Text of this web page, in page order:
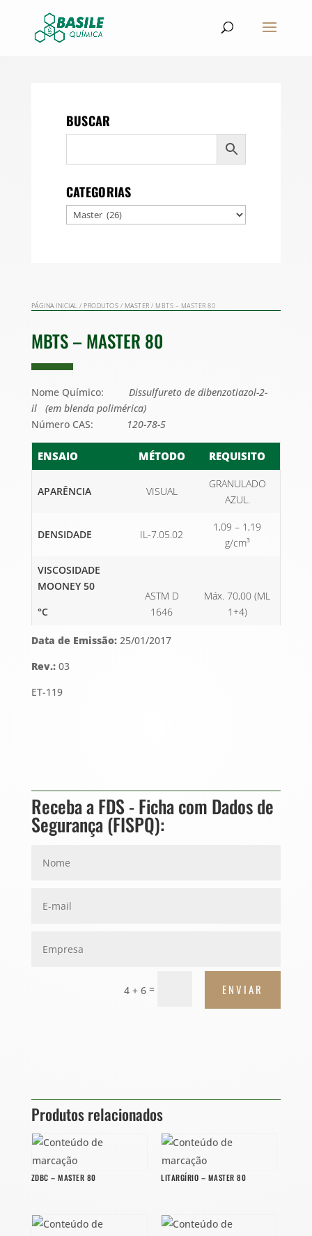
BUSCAR
CATEGORIAS
PÁGINA INICIAL / PRODUTOS / MASTER / MBTS – MASTER 80
MBTS – MASTER 80
Nome Químico: Dissulfureto de dibenzotiazol-2-
il (em blenda polimérica)
Número CAS:
120-78-5
ENSAIO MÉTODO REQUISITO
APARÊNCIA VISUAL
GRANULADO
AZUL.
DENSIDADE IL-7.05.02
1,09 – 1,19
g/cm³
VISCOSIDADE
MOONEY 50
°C
ASTM D
1646
Máx. 70,00 (ML
1+4)
Data de Emissão: 25/01/2017
Rev.: 03
ET-119
Receba a FDS - Ficha com Dados de
Segurança (FISPQ):
4 + 6 = ENVIAR
Produtos relacionados
ZDBC – MASTER 80 LITARGÍRIO – MASTER 80